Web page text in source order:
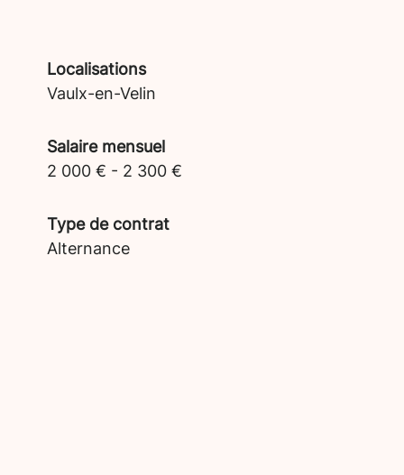
Localisations
Vaulx-en-Velin
Salaire mensuel
2 000 € - 2 300 €
Type de contrat
Alternance